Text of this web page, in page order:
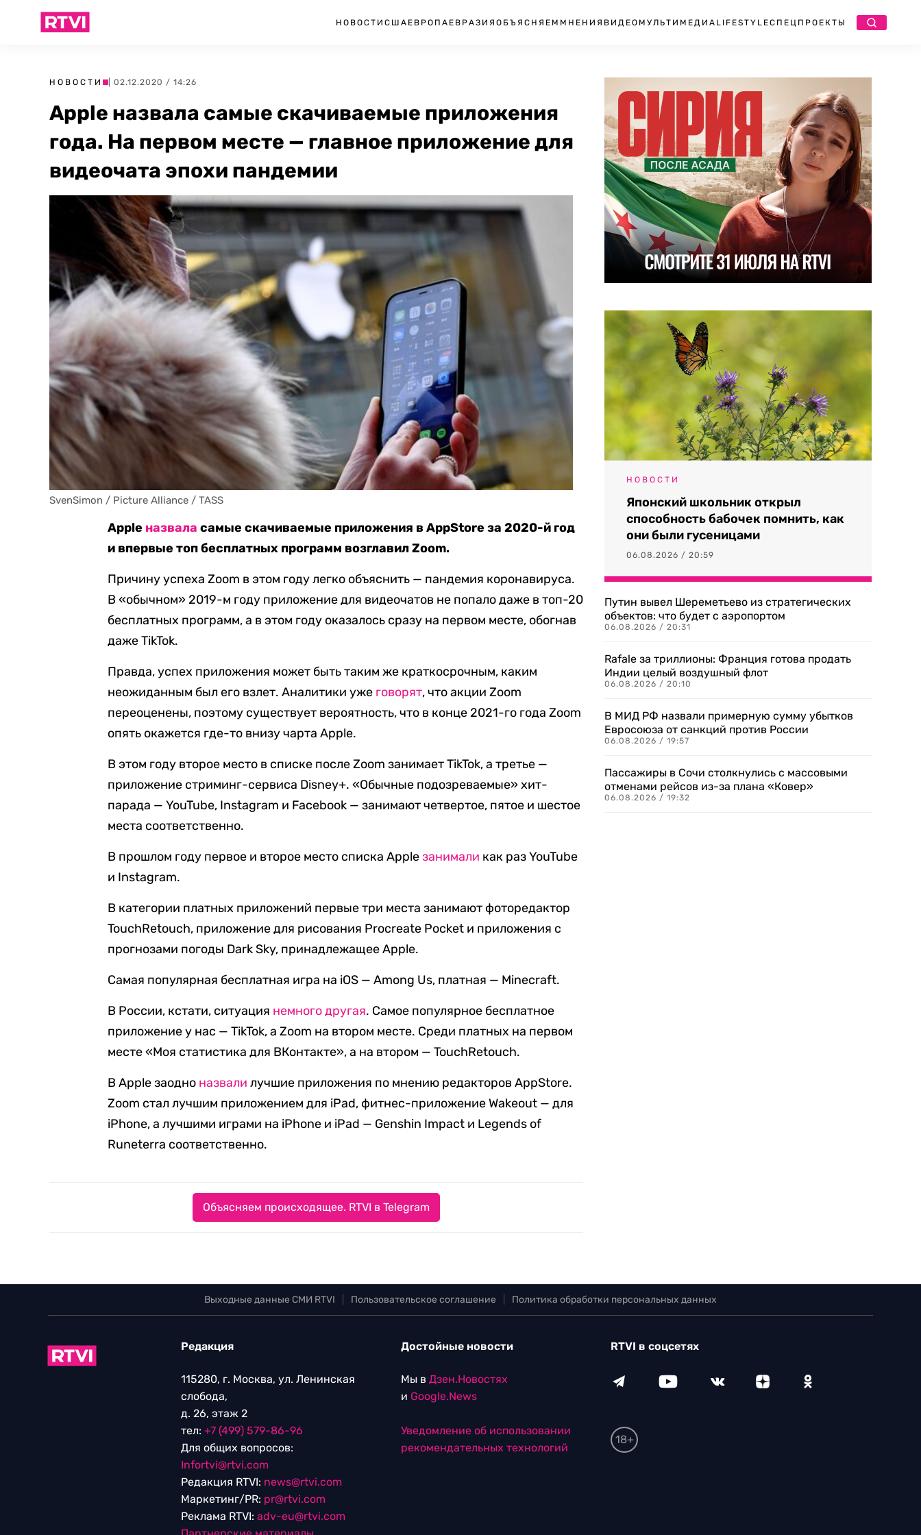
НОВОСТИ США ЕВРОПА ЕВРАЗИЯ ОБЪЯСНЯЕМ МНЕНИЯ ВИДЕО МУЛЬТИМЕДИА LIFESTYLEСПЕЦПРОЕКТЫ
НОВОСТИ | 02.12.2020 / 14:26
Apple назвала самые скачиваемые приложения
года. На первом месте — главное приложение для
видеочата эпохи пандемии
SvenSimon / Picture Alliance / TASS
Apple назвала самые скачиваемые приложения в AppStore за 2020-й год
и впервые топ бесплатных программ возглавил Zoom.
Причину успеха Zoom в этом году легко объяснить — пандемия коронавируса.
В «обычном» 2019-м году приложение для видеочатов не попало даже в топ-20
бесплатных программ, а в этом году оказалось сразу на первом месте, обогнав
даже TikTok.
Правда, успех приложения может быть таким же краткосрочным, каким
неожиданным был его взлет. Аналитики уже говорят, что акции Zoom
переоценены, поэтому существует вероятность, что в конце 2021-го года Zoom
опять окажется где-то внизу чарта Apple.
В этом году второе место в списке после Zoom занимает TikTok, а третье —
приложение стриминг-сервиса Disney+. «Обычные подозреваемые» хит-
парада — YouTube, Instagram и Facebook — занимают четвертое, пятое и шестое
места соответственно.
В прошлом году первое и второе место списка Appleзанимали как раз YouTube
и Instagram.
В категории платных приложений первые три места занимают фоторедактор
TouchRetouch, приложение для рисования Procreate Pocket и приложения с
прогнозами погоды Dark Sky, принадлежащее Apple.
Самая популярная бесплатная игра на iOS — Among Us, платная — Minecraft.
В России, кстати, ситуация немного другая. Самое популярное бесплатное
приложение у нас — TikTok, а Zoom на втором месте. Среди платных на первом
месте «Моя статистика для ВКонтакте», а на втором — TouchRetouch.
В Apple заодно назвали лучшие приложения по мнению редакторов AppStore.
Zoom стал лучшим приложением для iPad, фитнес-приложение Wakeout — для
iPhone, а лучшими играми на iPhone и iPad — Genshin Impact и Legends of
Runeterra соответственно.
Объясняем происходящее. RTVI в Telegram
НОВОСТИ
Японский школьник открыл
способность бабочек помнить, как
они были гусеницами
06.08.2026 / 20:59
Путин вывел Шереметьево из стратегических
объектов: что будет с аэропортом
06.08.2026 / 20:31
Rafale за триллионы: Франция готова продать
Индии целый воздушный флот
06.08.2026 / 20:10
В МИД РФ назвали примерную сумму убытков
Евросоюза от санкций против России
06.08.2026 / 19:57
Пассажиры в Сочи столкнулись с массовыми
отменами рейсов из-за плана «Ковер»
06.08.2026 / 19:32
Выходные данные СМИ RTVI Пользовательское соглашение Политика обработки персональных данных
Редакция
115280, г. Москва, ул. Ленинская
слобода,
д. 26, этаж 2
тел: +7 (499) 579-86-96
Для общих вопросов:
Infortvi@rtvi.com
Редакция RTVI: news@rtvi.com
Маркетинг/PR: pr@rtvi.com
Реклама RTVI: adv-eu@rtvi.com
Достойные новости
Мы в Дзен.Новостях
и Google.News
Уведомление об использовании
рекомендательных технологий
RTVI в соцсетях
18+